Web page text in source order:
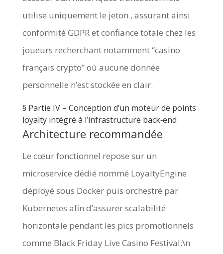
utilise uniquement le jeton , assurant ainsi
conformité GDPR et confiance totale chez les
joueurs recherchant notamment “casino
français crypto” où aucune donnée
personnelle n’est stockée en clair.
§️ Partie IV – Conception d’un moteur de points
loyalty intégré à l’infrastructure back‑end
Architecture recommandée
Le cœur fonctionnel repose sur un
microservice dédié nommé LoyaltyEngine
déployé sous Docker puis orchestré par
Kubernetes afin d’assurer scalabilité
horizontale pendant les pics promotionnels
comme Black Friday Live Casino Festival.\n